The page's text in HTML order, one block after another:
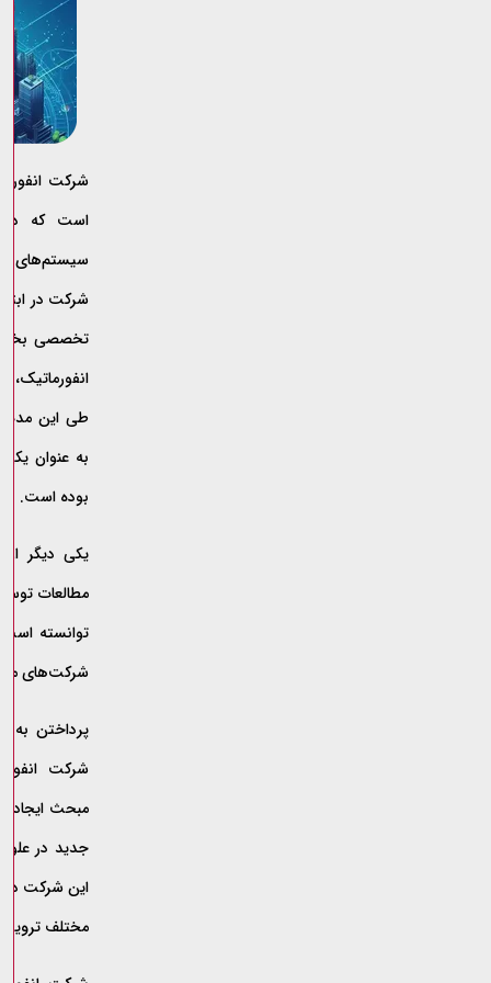
شرکت
است که در
تخصصی بخش
به عنوان
بوده است.
یکی دیگر
مطالعات
توانسته است
شرکت‌های
پرداختن به
شرکت
جدید در
این شرکت در
مختلف